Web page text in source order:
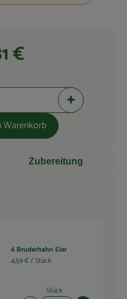
€
2 Portionen ausgewählt)
Portionen
Warenkorb
Zubereitung
6 Bruderhahn Eier
4,59 € /Stück
Stück